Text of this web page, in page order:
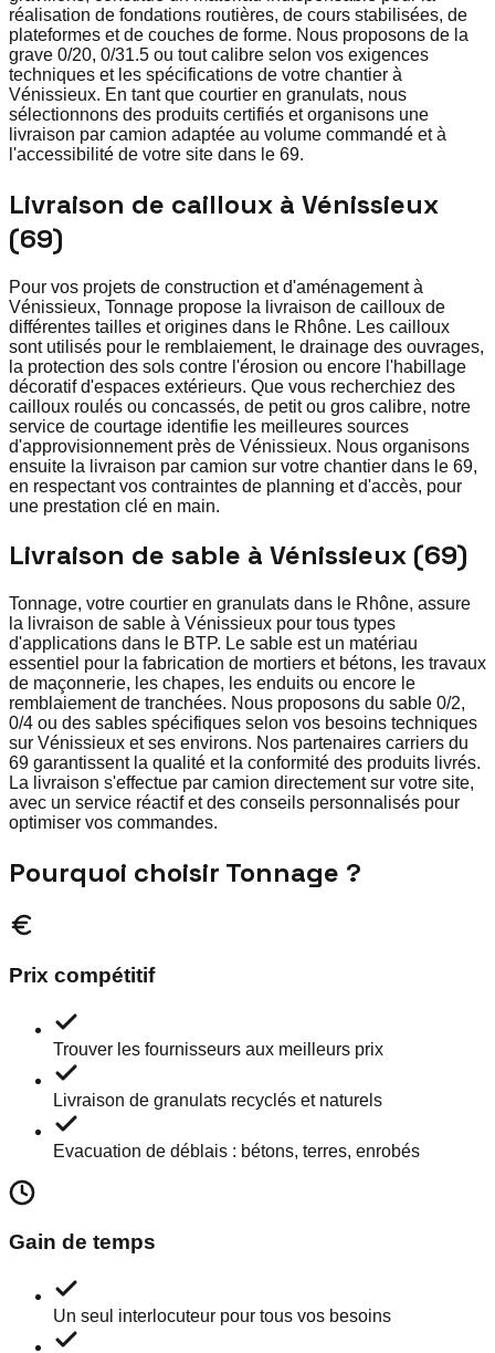
réalisation de fondations routières, de cours stabilisées, de
plateformes et de couches de forme. Nous proposons de la
grave 0/20, 0/31.5 ou tout calibre selon vos exigences
techniques et les spécifications de votre chantier à
Vénissieux. En tant que courtier en granulats, nous
sélectionnons des produits certifiés et organisons une
livraison par camion adaptée au volume commandé et à
l'accessibilité de votre site dans le 69.
Livraison de cailloux à Vénissieux
(69)
Pour vos projets de construction et d'aménagement à
Vénissieux, Tonnage propose la livraison de cailloux de
différentes tailles et origines dans le Rhône. Les cailloux
sont utilisés pour le remblaiement, le drainage des ouvrages,
la protection des sols contre l'érosion ou encore l'habillage
décoratif d'espaces extérieurs. Que vous recherchiez des
cailloux roulés ou concassés, de petit ou gros calibre, notre
service de courtage identifie les meilleures sources
d'approvisionnement près de Vénissieux. Nous organisons
ensuite la livraison par camion sur votre chantier dans le 69,
en respectant vos contraintes de planning et d'accès, pour
une prestation clé en main.
Livraison de sable à Vénissieux (69)
Tonnage, votre courtier en granulats dans le Rhône, assure
la livraison de sable à Vénissieux pour tous types
d'applications dans le BTP. Le sable est un matériau
essentiel pour la fabrication de mortiers et bétons, les travaux
de maçonnerie, les chapes, les enduits ou encore le
remblaiement de tranchées. Nous proposons du sable 0/2,
0/4 ou des sables spécifiques selon vos besoins techniques
sur Vénissieux et ses environs. Nos partenaires carriers du
69 garantissent la qualité et la conformité des produits livrés.
La livraison s'effectue par camion directement sur votre site,
avec un service réactif et des conseils personnalisés pour
optimiser vos commandes.
Pourquoi choisir Tonnage ?
Prix compétitif
Trouver les fournisseurs aux meilleurs prix
Livraison de granulats recyclés et naturels
Evacuation de déblais : bétons, terres, enrobés
Gain de temps
Un seul interlocuteur pour tous vos besoins